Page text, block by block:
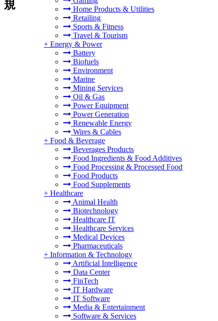
Home Products & Utilities
Retailing
Sports & Fitness
Travel & Tourism
+ Energy & Power
Battery
Biofuels
Environment
Marine
Mining Services
Oil & Gas
Power Equipment
Power Generation
Renewable Energy
Wires & Cables
+ Food & Beverage
Beverages Products
Food Ingredients & Food Additives
Food Processing & Processed Food
Food Products
Food Supplements
+ Healthcare
Animal Health
Biotechnology
Healthcare IT
Healthcare Services
Medical Devices
Pharmaceuticals
+ Information & Technology
Artificial Intelligence
Data Center
FinTech
IT Hardware
IT Software
Media & Entertainment
Software & Services
規